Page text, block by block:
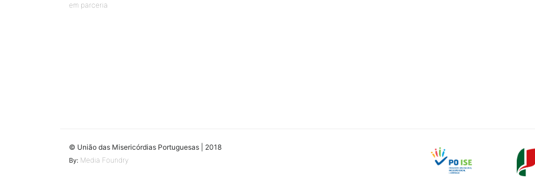
em parceria
© União das Misericórdias Portuguesas | 2018
By: Media Foundry